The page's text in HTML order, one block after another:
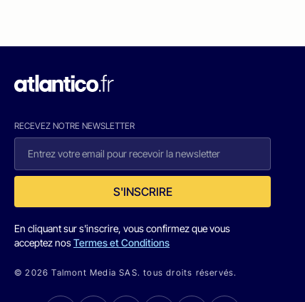
RECEVEZ NOTRE NEWSLETTER
S'INSCRIRE
En cliquant sur s'inscrire, vous confirmez que vous
acceptez nosTermes et Conditions
© 2026 Talmont Media SAS. tous droits réservés.